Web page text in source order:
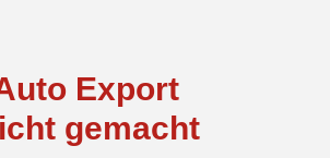
Export
gemacht